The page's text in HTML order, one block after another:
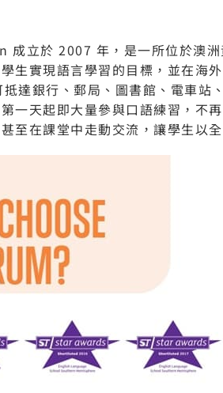
立於 2007 年，是一所位於澳洲
生實現語言學習的目標，並在
達銀行、郵局、圖書館、電車
一天起即大量參與口語練習，不
至在課堂中走動交流，讓學生以